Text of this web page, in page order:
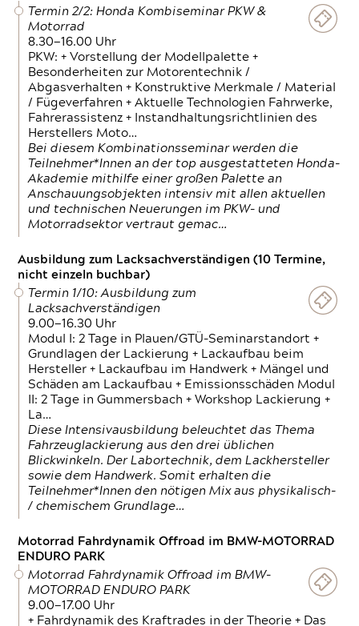
Termin 2/2: Honda Kombiseminar PKW &
Motorrad
8.30—16.00 Uhr
PKW: + Vorstellung der Modellpalette +
Besonderheiten zur Motorentechnik /
Abgasverhalten + Konstruktive Merkmale / Material
/ Fügeverfahren + Aktuelle Technologien Fahrwerke,
Fahrerassistenz + Instandhaltungsrichtlinien des
Herstellers Moto…
Bei diesem Kombinationsseminar werden die
Teilnehmer*Innen an der top ausgestatteten Honda-
Akademie mithilfe einer großen Palette an
Anschauungsobjekten intensiv mit allen aktuellen
und technischen Neuerungen im PKW- und
Motorradsektor vertraut gemac…
Ausbildung zum Lacksachverständigen (10 Termine,
nicht einzeln buchbar)
Termin 1/10: Ausbildung zum
Lacksachverständigen
9.00—16.30 Uhr
Modul I: 2 Tage in Plauen/GTÜ-Seminarstandort +
Grundlagen der Lackierung + Lackaufbau beim
Hersteller + Lackaufbau im Handwerk + Mängel und
Schäden am Lackaufbau + Emissionsschäden Modul
II: 2 Tage in Gummersbach + Workshop Lackierung +
La…
Diese Intensivausbildung beleuchtet das Thema
Fahrzeuglackierung aus den drei üblichen
Blickwinkeln. Der Labortechnik, dem Lackhersteller
sowie dem Handwerk. Somit erhalten die
Teilnehmer*Innen den nötigen Mix aus physikalisch-
/ chemischem Grundlage…
Motorrad Fahrdynamik Offroad im BMW-MOTORRAD
ENDURO PARK
Motorrad Fahrdynamik Offroad im BMW-
MOTORRAD ENDURO PARK
9.00—17.00 Uhr
+ Fahrdynamik des Kraftrades in der Theorie + Das